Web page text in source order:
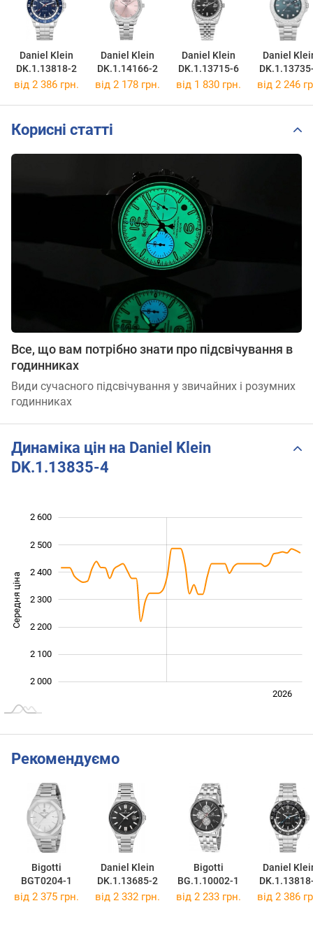
Daniel Klein
DK.1.13818-2
Daniel Klein
DK.1.14166-2
Daniel Klein
DK.1.13715-6
Daniel
від 2 386 грн. від 2 178 грн. від 1 830 грн. від 2 246
Корисні статті
Все, що вам потрібно знати про підсвічування в
годинниках
Види сучасного підсвічування у звичайних і розумних
годинниках
Динаміка цін на Daniel Klein
DK.1.13835-4
Середня ціна 2 000
2 000
2 100
2 200
2 300
2 400
2 500
2 600
2026
Рекомендуємо
Bigotti
BGT0204-1
Daniel Klein
DK.1.13685-2
Bigotti
BG.1.10002-1
Daniel
від 2 375 грн. від 2 332 грн. від 2 233 грн. від 2 386